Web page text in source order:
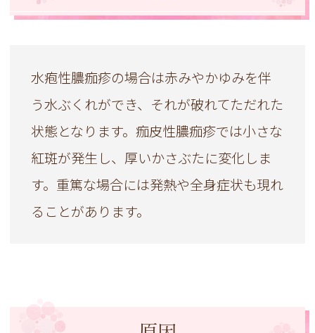
水疱性膿痂疹の場合は赤みやかゆみを伴
う水ぶくれができ、それが破れてただれた
状態となります。痂皮性膿痂疹では小さな
紅斑が発生し、厚いかさぶたに変化しま
す。重篤な場合には発熱や全身症状も現れ
ることがあります。